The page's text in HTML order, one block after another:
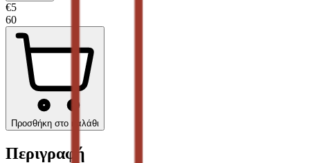
€5
60
Προσθήκη στο καλάθι
Περιγραφή